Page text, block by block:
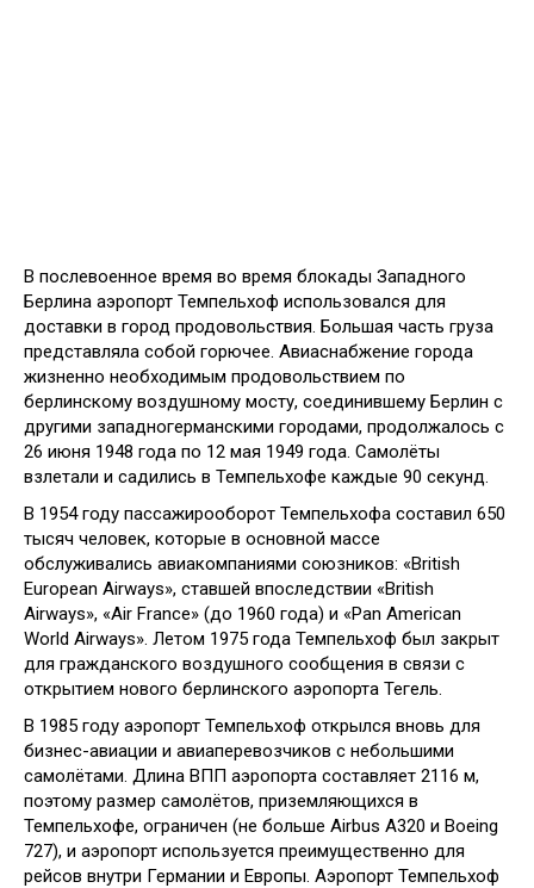
В послевоенное время во время блокады Западного
Берлина аэропорт Темпельхоф использовался для
доставки в город продовольствия. Большая часть груза
представляла собой горючее. Авиаснабжение города
жизненно необходимым продовольствием по
берлинскому воздушному мосту, соединившему Берлин с
другими западногерманскими городами, продолжалось с
26 июня 1948 года по 12 мая 1949 года. Самолёты
взлетали и садились в Темпельхофе каждые 90 секунд.
В 1954 году пассажирооборот Темпельхофа составил 650
тысяч человек, которые в основной массе
обслуживались авиакомпаниями союзников: «British
European Airways», ставшей впоследствии «British
Airways», «Air France» (до 1960 года) и «Pan American
World Airways». Летом 1975 года Темпельхоф был закрыт
для гражданского воздушного сообщения в связи с
открытием нового берлинского аэропорта Тегель.
В 1985 году аэропорт Темпельхоф открылся вновь для
бизнес-авиации и авиаперевозчиков с небольшими
самолётами. Длина ВПП аэропорта составляет 2116 м,
поэтому размер самолётов, приземляющихся в
Темпельхофе, ограничен (не больше Airbus A320 и Boeing
727), и аэропорт используется преимущественно для
рейсов внутри Германии и Европы. Аэропорт Темпельхоф